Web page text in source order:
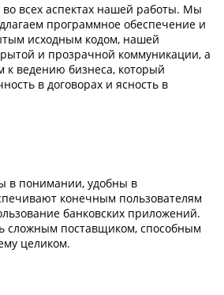
всех аспектах нашей работы. Мы
программное обеспечение и
исходным кодом, нашей
и прозрачной коммуникации, а
к ведению бизнеса, который
в договорах и ясность в
в понимании, удобны в
конечным пользователям
банковских приложений.
сложным поставщиком, способным
целиком.